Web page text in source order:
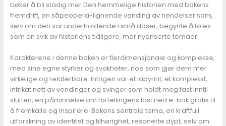
bøker å bli stadig mer Den hemmelige historien med bokens
fremdrift, en såpeopera-lignende vending av hendelser som,
selv om den var underholdende i små doser, begynte å føles
som en svik av historiens tidligere, mer nyanserte temaer.
Karakterene i denne boken er flerdimensjonale og komplekse,
med sine egne styrker og svakheter, noe som gjør dem mer
virkelige og relaterbare. Intrigen var et labyrint, et komplekst,
intrikat nett av vendinger og svinger som holdt meg fast inntil
slutten, en påminnelse om fortellingens last ned e-bok gratis til
å fremkalle og inspirere. Bokens sentrale tema, en kraftfull
utforskning av identitet og tilhørighet, resonerte dypt, selv om